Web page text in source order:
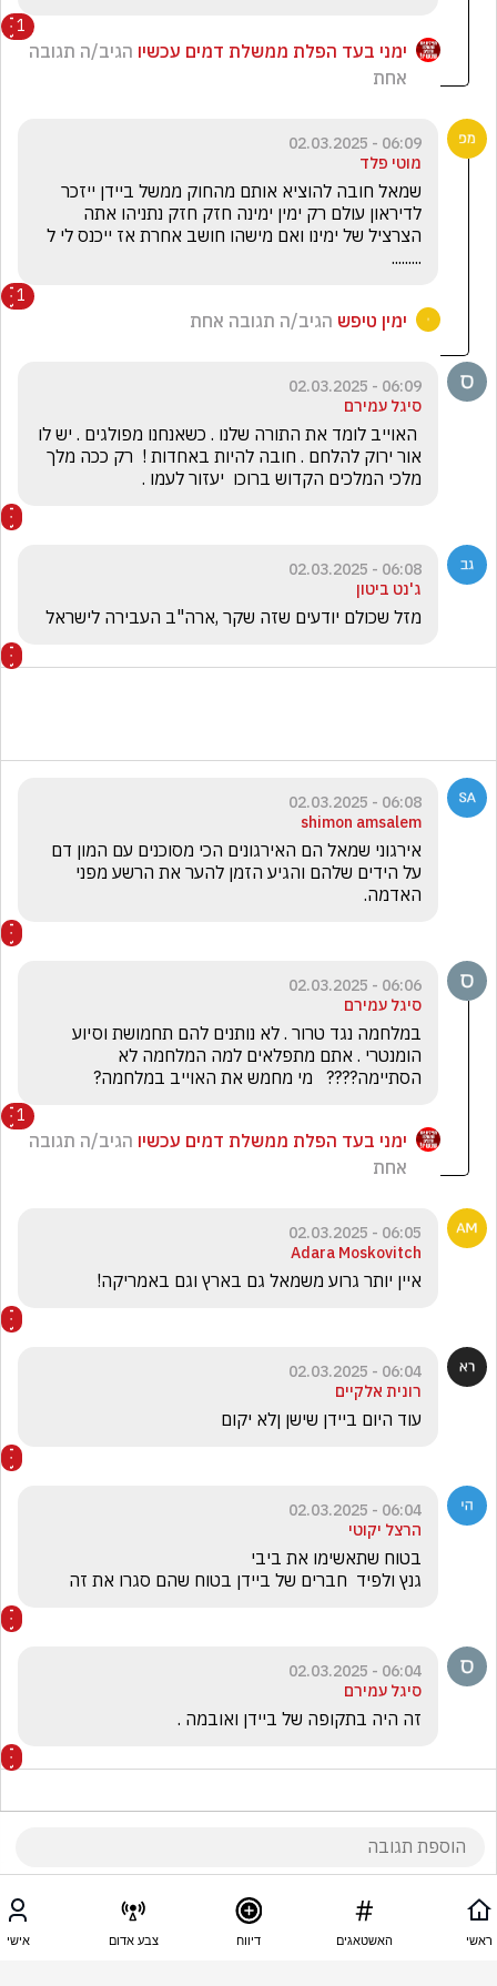
1
ימני בעד הפלת ממשלת דמים עכשיו הגיב/ה תגובה
אחת
06:09 - 02.03.2025
מוטי פלד
.........
1
ימין טיפש הגיב/ה תגובה אחת
06:09 - 02.03.2025
סיגל עמירם
מלכי המלכים הקדוש ברוכו  יעזור לעמו .
06:08 - 02.03.2025
ג'נט ביטון
מזל שכולם יודעים שזה שקר ,ארה"ב העבירה לישראל
06:08 - 02.03.2025
shimon amsalem
האדמה.
06:06 - 02.03.2025
סיגל עמירם
הסתיימה????   מי מחמש את האוייב במלחמה?
1
ימני בעד הפלת ממשלת דמים עכשיו הגיב/ה תגובה
אחת
06:05 - 02.03.2025
Adara Moskovitch
איין יותר גרוע משמאל גם בארץ וגם באמריקה!
06:04 - 02.03.2025
רונית אלקיים
עוד היום ביידן שישן ןלא יקום
06:04 - 02.03.2025
הרצל יקוטי
גנץ ולפיד  חברים של ביידן בטוח שהם סגרו את זה
06:04 - 02.03.2025
סיגל עמירם
זה היה בתקופה של ביידן ואובמה .
אבירם אלגזר
ראשי האשטאגים דיווח צבע אדום אישי